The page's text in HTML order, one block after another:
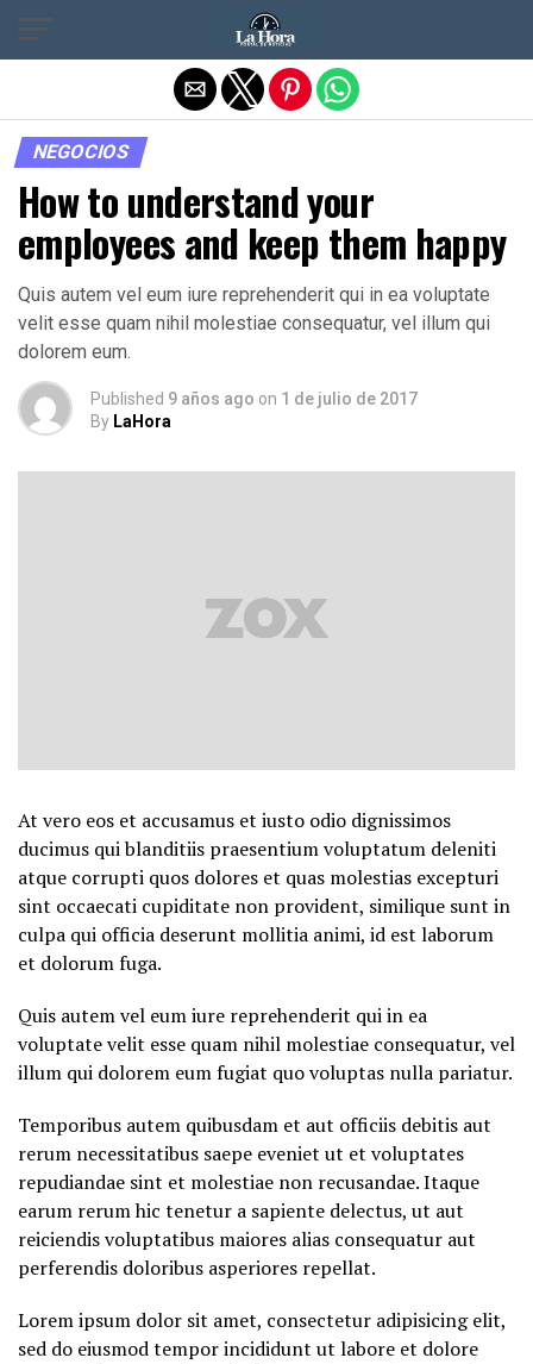
NEGOCIOS
How to understand your
employees and keep them happy
Quis autem vel eum iure reprehenderit qui in ea voluptate
velit esse quam nihil molestiae consequatur, vel illum qui
dolorem eum.
Published 9 años ago on 1 de julio de 2017
By LaHora
At vero eos et accusamus et iusto odio dignissimos
ducimus qui blanditiis praesentium voluptatum deleniti
atque corrupti quos dolores et quas molestias excepturi
sint occaecati cupiditate non provident, similique sunt in
culpa qui officia deserunt mollitia animi, id est laborum
et dolorum fuga.
Quis autem vel eum iure reprehenderit qui in ea
voluptate velit esse quam nihil molestiae consequatur, vel
illum qui dolorem eum fugiat quo voluptas nulla pariatur.
Temporibus autem quibusdam et aut officiis debitis aut
rerum necessitatibus saepe eveniet ut et voluptates
repudiandae sint et molestiae non recusandae. Itaque
earum rerum hic tenetur a sapiente delectus, ut aut
reiciendis voluptatibus maiores alias consequatur aut
perferendis doloribus asperiores repellat.
Lorem ipsum dolor sit amet, consectetur adipisicing elit,
sed do eiusmod tempor incididunt ut labore et dolore
Salir de la versión móvil